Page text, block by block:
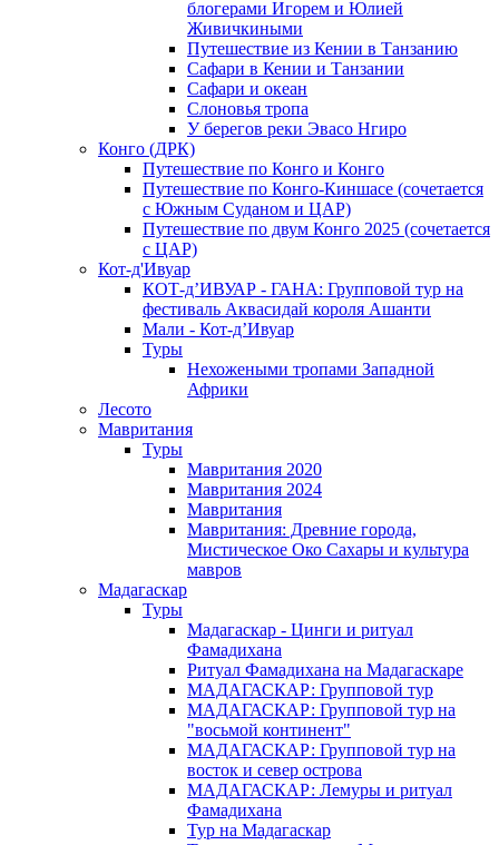
блогерами Игорем и Юлией
Живичкиными
Путешествие из Кении в Танзанию
Сафари в Кении и Танзании
Сафари и океан
Слоновья тропа
У берегов реки Эвасо Нгиро
Конго (ДРК)
Путешествие по Конго и Конго
Путешествие по Конго-Киншасе (сочетается
с Южным Суданом и ЦАР)
Путешествие по двум Конго 2025 (сочетается
с ЦАР)
Кот-д'Ивуар
КОТ-д’ИВУАР - ГАНА: Групповой тур на
фестиваль Аквасидай короля Ашанти
Мали - Кот-д’Ивуар
Туры
Нехожеными тропами Западной
Африки
Лесото
Мавритания
Туры
Мавритания 2020
Мавритания 2024
Мавритания
Мавритания: Древние города,
Мистическое Око Сахары и культура
мавров
Мадагаскар
Туры
Мадагаскар - Цинги и ритуал
Фамадихана
Ритуал Фамадихана на Мадагаскаре
МАДАГАСКАР: Групповой тур
МАДАГАСКАР: Групповой тур на
"восьмой континент"
МАДАГАСКАР: Групповой тур на
восток и север острова
МАДАГАСКАР: Лемуры и ритуал
Фамадихана
Тур на Мадагаскар